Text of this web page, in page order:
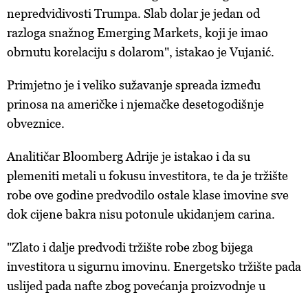
nepredvidivosti Trumpa. Slab dolar je jedan od
razloga snažnog Emerging Markets, koji je imao
obrnutu korelaciju s dolarom", istakao je Vujanić.
Primjetno je i veliko sužavanje spreada između
prinosa na američke i njemačke desetogodišnje
obveznice.
Analitičar Bloomberg Adrije je istakao i da su
plemeniti metali u fokusu investitora, te da je tržište
robe ove godine predvodilo ostale klase imovine sve
dok cijene bakra nisu potonule ukidanjem carina.
"Zlato i dalje predvodi tržište robe zbog bijega
investitora u sigurnu imovinu. Energetsko tržište pada
uslijed pada nafte zbog povećanja proizvodnje u